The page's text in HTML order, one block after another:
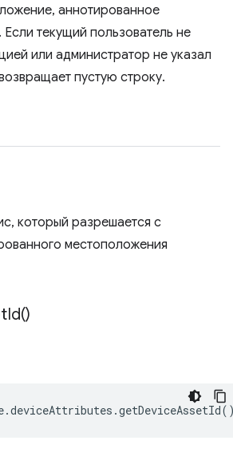
аннотированное
текущий пользователь не
или администратор не указал
пустую строку.
который разрешается с
местоположения
Id()
.deviceAttributes .getDeviceAssetId